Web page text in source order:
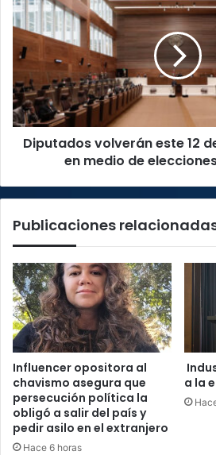
volverán
este
12
de
enero
al
Plenario
en
medio
Diputados volverán este 12
en medio de
Publicaciones
Influencer opositora al
chavismo asegura que
persecución política la
obligó a salir del país y
pedir asilo en el extranjero
Hace 6 horas
a la